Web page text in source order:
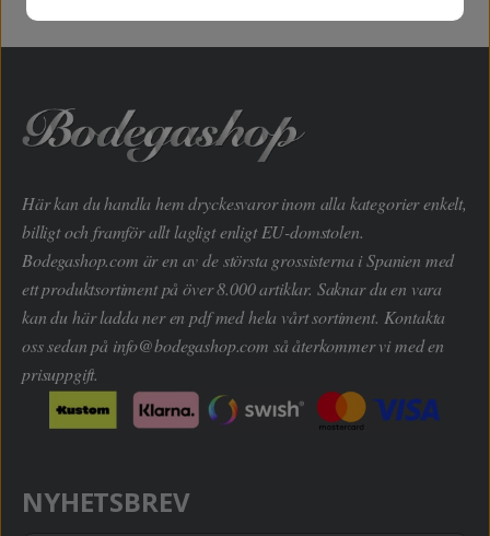
Här kan du handla hem dryckesvaror inom alla kategorier enkelt,
billigt och framför allt lagligt enligt EU-domstolen.
Bodegashop.com är en av de största grossisterna i Spanien med
ett produktsortiment på över 8.000 artiklar. Saknar du en vara
kan du här ladda ner en pdf med hela vårt sortiment. Kontakta
oss sedan på info@bodegashop.com så återkommer vi med en
prisuppgift.
NYHETSBREV